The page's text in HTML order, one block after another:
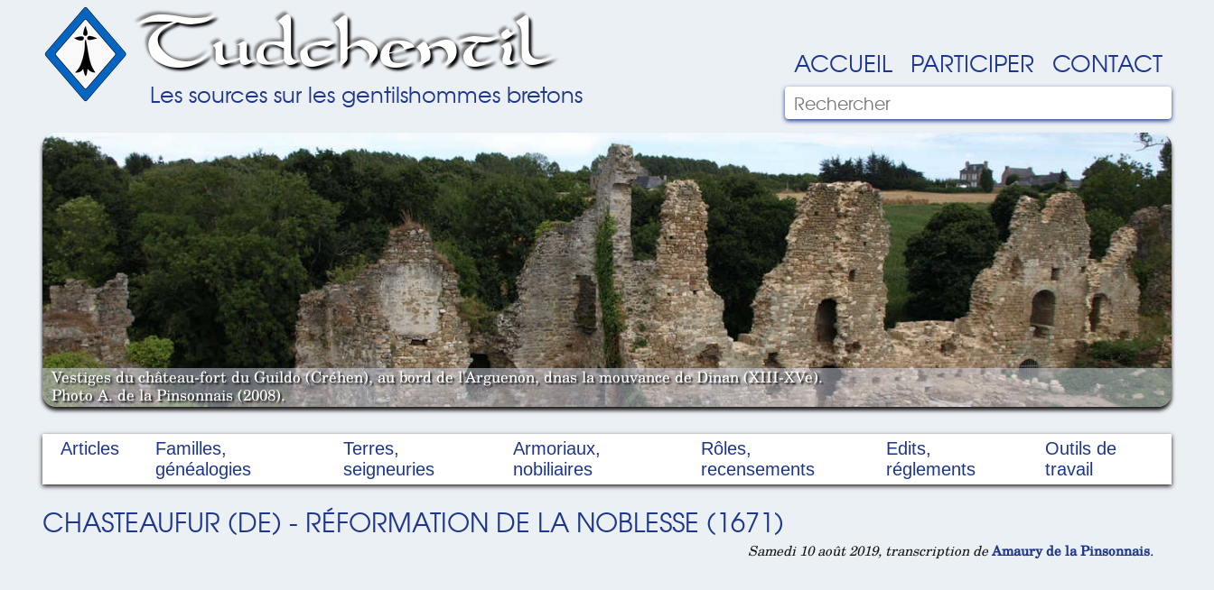
Tudchentil
Les sources sur les gentilshommes bretons
ACCUEIL PARTICIPER CONTACT
Vestiges du château-fort du Guildo (Créhen), au bord de l'Arguenon, dnas la mouvance de Dinan (XIII-XVe).
Photo A. de la Pinsonnais (2008).
Articles
Familles,
généalogies
Terres,
seigneuries
Armoriaux,
nobiliaires
Rôles,
recensements
Edits,
réglements
Outils de
travail
CHASTEAUFUR (DE) - RÉFORMATION DE LA NOBLESSE (1671)
Samedi 10 août 2019, transcription deAmaury de la Pinsonnais.